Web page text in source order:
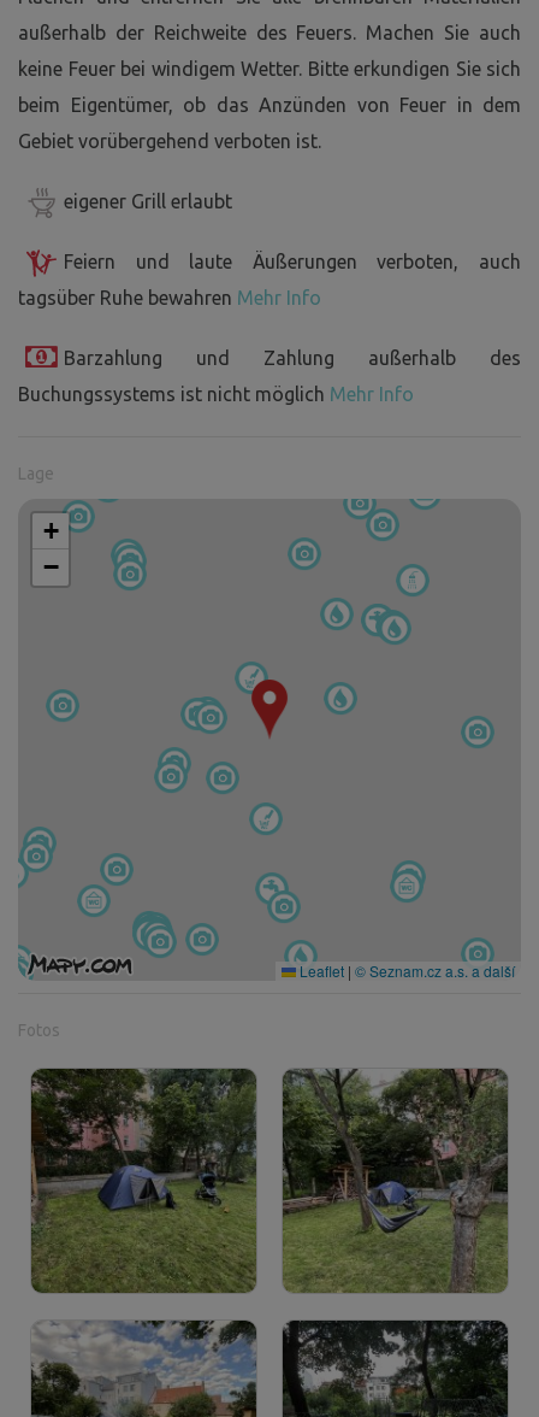
außerhalb der Reichweite des Feuers. Machen Sie auch
keine Feuer bei windigem Wetter. Bitte erkundigen Sie sich
beim Eigentümer, ob das Anzünden von Feuer in dem
Gebiet vorübergehend verboten ist.
eigener Grill erlaubt
Feiern und laute Äußerungen verboten, auch
tagsüber Ruhe bewahren Mehr Info
Barzahlung und Zahlung außerhalb des
Buchungssystems ist nicht möglich Mehr Info
Lage
+
−
Leaflet | © Seznam.cz a.s. a další
Fotos